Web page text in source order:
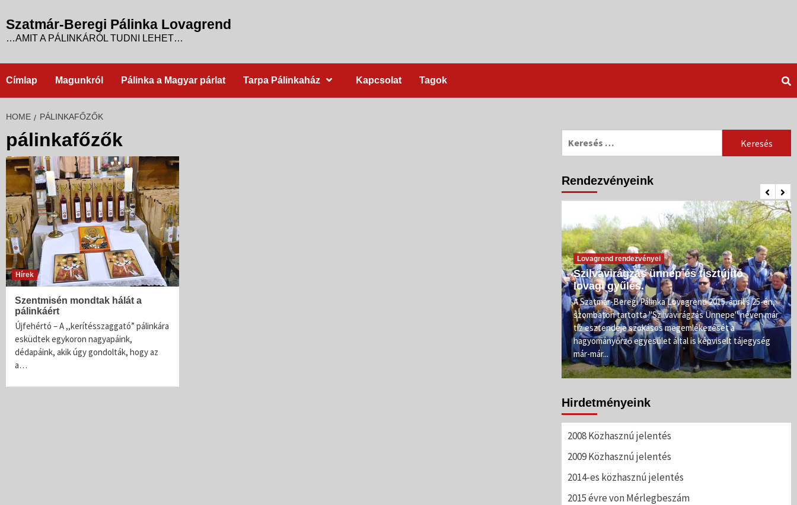
to
content
Szatmár-Beregi Pálinka Lovagrend
…AMIT A PÁLINKÁRÓL TUDNI LEHET…
Címlap Magunkról Pálinka a Magyar párlat Tarpa Pálinkaház Kapcsolat Tagok
HOME PÁLINKAFŐZŐK
pálinkafőzők
Hírek
Szentmisén mondtak hálát a
pálinkáért
Újfehértó – A ,,kerítésszaggató” pálinkára
esküdtek egykoron nagyapáink,
dédapáink, akik úgy gondolták, hogy az
a…
Keresés:
Rendezvényeink
Lovagrend rendezvényei
Szilvavirágzás ünnep és tisztújító
lovagi gyűlés.
A Szatmár-Beregi Pálinka Lovagrend 2015. április 25-én,
szombaton tartotta "Szilvavirágzás Ünnepe" néven már
tíz esztendeje szokásos megemlékezését a
hagyományőrző egyesület által is képviselt tájegység
már-már...
Hirdetményeink
2008 Közhasznú jelentés
2009 Közhasznú jelentés
2014-es közhasznú jelentés
2015 évre von Mérlegbeszám